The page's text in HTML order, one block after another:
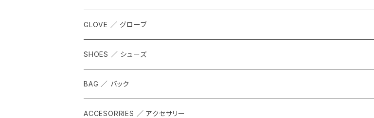
GLOVE ／ グローブ
SHOES ／ シューズ
BAG ／ バック
ACCESORRIES ／ アクセサリー